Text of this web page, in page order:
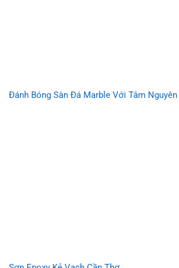
Đánh Bóng Sàn Đá Marble Với Tâm Nguyên